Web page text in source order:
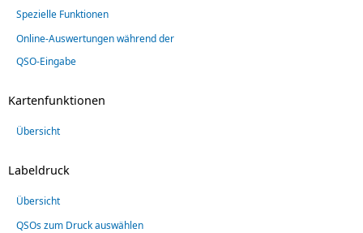
Spezielle Funktionen
Online-Auswertungen während der
QSO-Eingabe
Kartenfunktionen
Übersicht
Labeldruck
Übersicht
QSOs zum Druck auswählen